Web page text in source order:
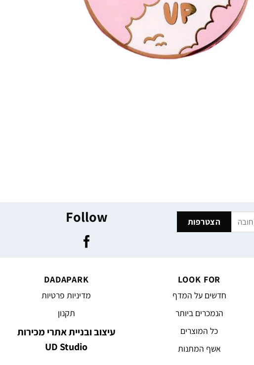
Follow
LOOK FOR
חדשים על המדף
הנמכרים ביותר
כל המוצרים
אשף המתנות
DADAPARK
מדיניות פרטיות
תקנון
עיצוב ובניית אתרי מכירות
UD Studio